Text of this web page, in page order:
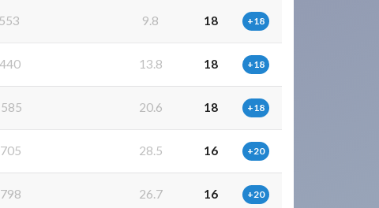
9.8 18 +18
13.8 18 +18
20.6 18 +18
28.5 16 +20
26.7 16 +20